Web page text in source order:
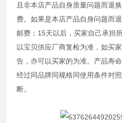
且非本店产品自身质量问题而退
费。如果是本店产品自身问题而
邮费；15天以后，买家自己承担
以宝贝供应厂商复检为准，如买
告，亦可以买家的为准。产品寿
经过同品牌同规格同使用条件对
断。